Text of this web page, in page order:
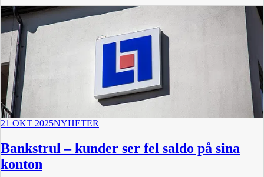
21 OKT 2025NYHETER
Bankstrul – kunder ser fel saldo på sina
konton